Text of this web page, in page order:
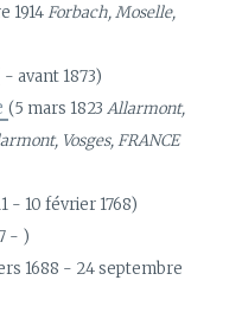
1914Forbach, Moselle,
- avant 1873)
(5 mars 1823Allarmont,
Vosges, FRANCE
- 10 février 1768)
- )
1688 - 24 septembre